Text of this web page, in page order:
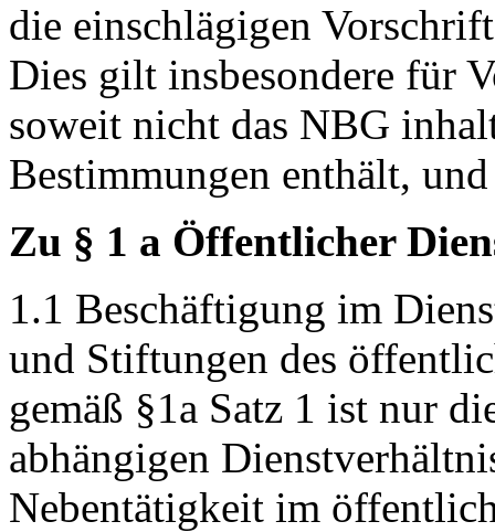
die einschlägigen
Dies gilt insbesondere für
soweit nicht das NBG
Bestimmungen enthält,
Zu § 1 a Öffentlicher
1.1 Beschäftigung im
und Stiftungen des
gemäß §1a Satz 1 ist nur
abhängigen
Nebentätigkeit im